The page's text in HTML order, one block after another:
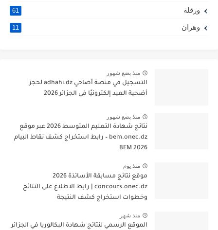
ورقلة 61
وهران 11
منذ بضع شهور
التسجيل في منصة أضاحي adhahi.dz لحجز
أضحية العيد إلكترونيًا في الجزائر 2026
منذ بضع شهور
نتائج شهادة التعليم المتوسط 2026 عبر موقع
bem.onec.dz – رابط استخراج كشف نقاط البيام
BEM 2026
منذ يوم
موقع نتائج مسابقة الأساتذة 2026
concours.onec.dz | رابط الاطلاع على النتائج
وخطوات استخراج كشف النتيجة
منذ شهر
الموقع الرسمي لنتائج شهادة البكالوريا في الجزائر